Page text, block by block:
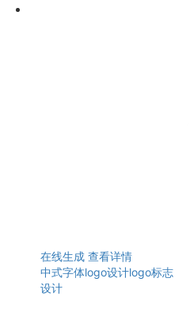
在线生成 查看详情
中式字体logo设计logo标志
设计